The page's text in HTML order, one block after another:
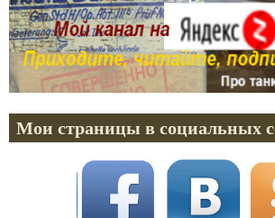
Мои страницы в социальных